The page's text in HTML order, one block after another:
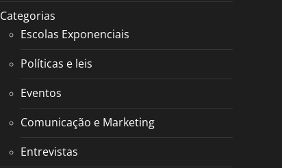
Categorias
Escolas Exponenciais
Políticas e leis
Eventos
Comunicação e Marketing
Entrevistas